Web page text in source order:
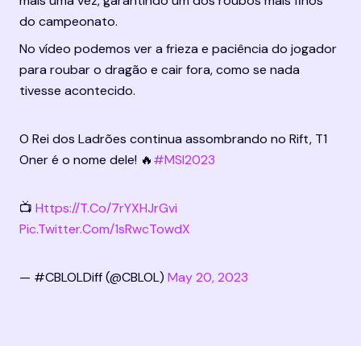
do campeonato.
No vídeo podemos ver a frieza e paciência do jogador
para roubar o dragão e cair fora, como se nada
tivesse acontecido.
O Rei dos Ladrões continua assombrando no Rift, T1
Oner é o nome dele! 🔥#MSI2023
📺 Https://t.co/7rYXHJrGvi
Pic.twitter.com/1sRwcTowdX
— #CBLOLDiff (@CBLOL) May 20, 2023